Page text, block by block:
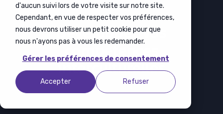
d'aucun suivi lors de votre visite sur notre site.
Cependant, en vue de respecter vos préférences,
nous devrons utiliser un petit cookie pour que
nous n'ayons pas à vous les redemander.
Gérer les préférences de consentement
Accepter Refuser
Interculturalité
Développez vos
compétences
interculturelles